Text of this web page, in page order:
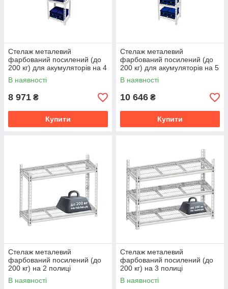
Стелаж металевий
фарбований посилений (до
200 кг) для акумуляторів на 4
полиці (606х406х1800 мм)
ТМ "KOLCHUGA" (Кольчуга)
В наявності
8 971 ₴
Купити
Стелаж металевий
фарбований посилений (до
200 кг) для акумуляторів на 5
полиць (606х406х1800 мм)
ТМ "KOLCHUGA" (Кольчуга)
В наявності
10 646 ₴
Купити
Стелаж металевий
фарбований посилений (до
200 кг) на 2 полиці
(1206х406х900 мм) ТМ
"KOLCHUGA" (Кольчуга)
В наявності
Стелаж металевий
фарбований посилений (до
200 кг) на 3 полиці
(1206х406х900 мм) ТМ
"KOLCHUGA" (Кольчуга)
В наявності